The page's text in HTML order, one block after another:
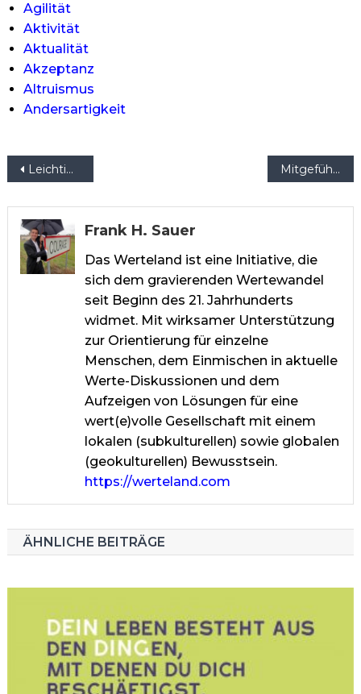
Agilität
Aktivität
Aktualität
Akzeptanz
Altruismus
Andersartigkeit
Beitragsnavigation
Leichtigkeit Mitgefühl
Frank H. Sauer
Das Werteland ist eine Initiative, die
sich dem gravierenden Wertewandel
seit Beginn des 21. Jahrhunderts
widmet. Mit wirksamer Unterstützung
zur Orientierung für einzelne
Menschen, dem Einmischen in aktuelle
Werte-Diskussionen und dem
Aufzeigen von Lösungen für eine
wert(e)volle Gesellschaft mit einem
lokalen (subkulturellen) sowie globalen
(geokulturellen) Bewusstsein.
https://werteland.com
ÄHNLICHE BEITRÄGE